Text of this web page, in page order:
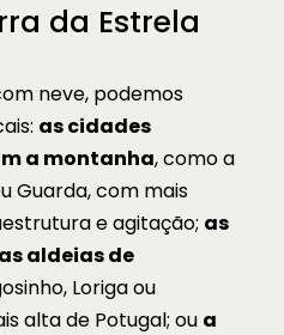
da Estrela
neve, podemos
as cidades
a montanha, como a
Guarda, com mais
e agitação; as
aldeias de
Loriga ou
alta de Potugal; ou a